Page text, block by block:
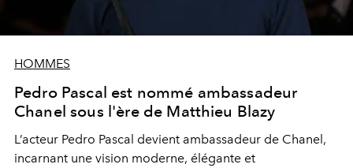
HOMMES
Pedro Pascal est nommé ambassadeur
Chanel sous l'ère de Matthieu Blazy
L’acteur Pedro Pascal devient ambassadeur de Chanel,
incarnant une vision moderne, élégante et